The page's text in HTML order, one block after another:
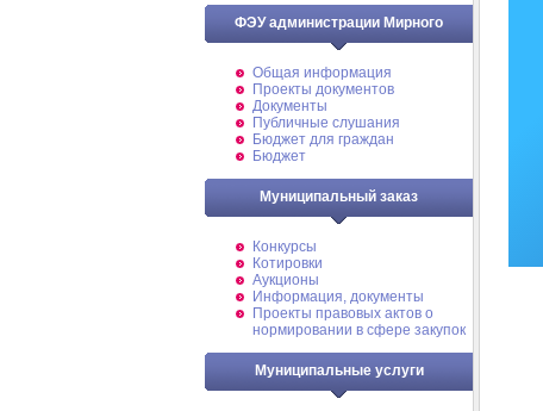
ФЭУ администрации Мирного
Общая информация
Проекты документов
Документы
Публичные слушания
Бюджет для граждан
Бюджет
Муниципальный заказ
Конкурсы
Котировки
Аукционы
Информация, документы
Проекты правовых актов о
нормировании в сфере закупок
Муниципальные услуги